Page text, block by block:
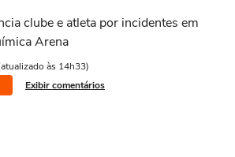
clube e atleta por incidentes em
Arena
às 14h33)
Exibir comentários